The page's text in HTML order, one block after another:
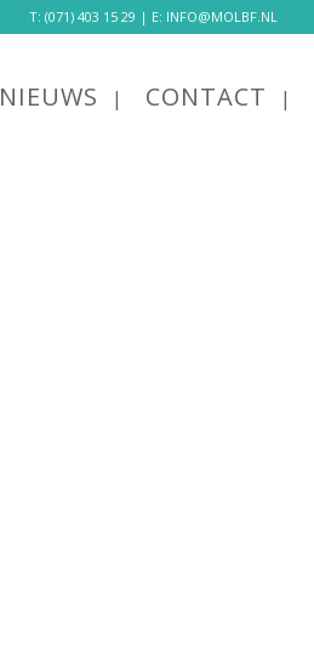
T: (071) 403 15 29 | E: INFO@MOLBF.NL
NIEUWS CONTACT